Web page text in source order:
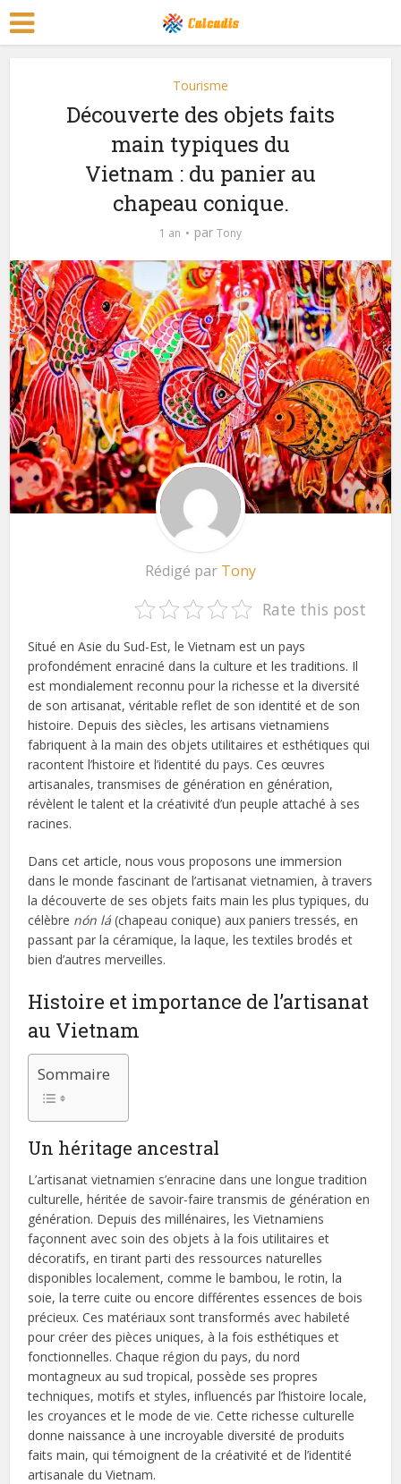
Tourisme
Découverte des objets faits
main typiques du
Vietnam : du panier au
chapeau conique.
1 an par Tony
Rédigé par Tony
Rate this post
Situé en Asie du Sud-Est, le Vietnam est un pays
profondément enraciné dans la culture et les traditions. Il
est mondialement reconnu pour la richesse et la diversité
de son artisanat, véritable reflet de son identité et de son
histoire. Depuis des siècles, les artisans vietnamiens
fabriquent à la main des objets utilitaires et esthétiques qui
racontent l’histoire et l’identité du pays. Ces œuvres
artisanales, transmises de génération en génération,
révèlent le talent et la créativité d’un peuple attaché à ses
racines.
Dans cet article, nous vous proposons une immersion
dans le monde fascinant de l’artisanat vietnamien, à travers
la découverte de ses objets faits main les plus typiques, du
célèbre nón lá(chapeau conique) aux paniers tressés, en
passant par la céramique, la laque, les textiles brodés et
bien d’autres merveilles.
Histoire et importance de l’artisanat
au Vietnam
Sommaire
Un héritage ancestral
L’artisanat vietnamien s’enracine dans une longue tradition
culturelle, héritée de savoir-faire transmis de génération en
génération. Depuis des millénaires, les Vietnamiens
façonnent avec soin des objets à la fois utilitaires et
décoratifs, en tirant parti des ressources naturelles
disponibles localement, comme le bambou, le rotin, la
soie, la terre cuite ou encore différentes essences de bois
précieux. Ces matériaux sont transformés avec habileté
pour créer des pièces uniques, à la fois esthétiques et
fonctionnelles. Chaque région du pays, du nord
montagneux au sud tropical, possède ses propres
techniques, motifs et styles, influencés par l’histoire locale,
les croyances et le mode de vie. Cette richesse culturelle
donne naissance à une incroyable diversité de produits
faits main, qui témoignent de la créativité et de l’identité
artisanale du Vietnam.